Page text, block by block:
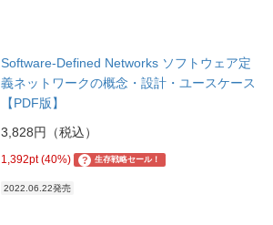
Software-Defined Networks ソフトウェア定
義ネットワークの概念・設計・ユースケース
【PDF版】
3,828円（税込）
1,392pt (40%) ? 生存戦略セール！
2022.06.22発売